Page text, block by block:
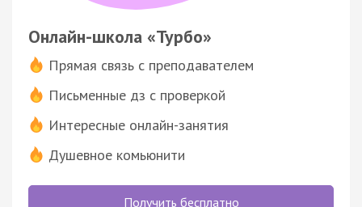
Онлайн-школа «Турбо»
Прямая связь с преподавателем
Письменные дз с проверкой
Интересные онлайн-занятия
Душевное комьюнити
Получить бесплатно